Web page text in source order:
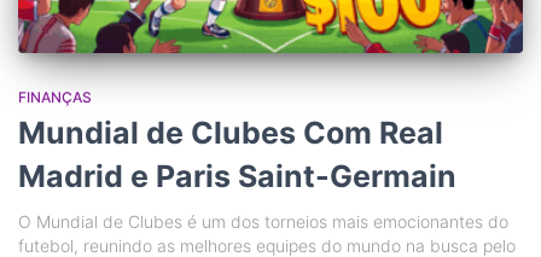
FINANÇAS
Mundial de Clubes Com Real
Madrid e Paris Saint-Germain
O Mundial de Clubes é um dos torneios mais emocionantes do
futebol, reunindo as melhores equipes do mundo na busca pelo